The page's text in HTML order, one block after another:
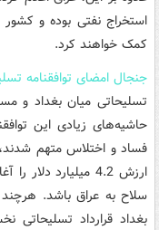
کمک خواهند کرد.
جنجال امضای توافقنامه
حاشیه‌های زیادی این
فساد و اختلاس متهم
ارزش 4.2 میلیارد
سلاح به عراق باشد.
بغداد قرارداد تسلیحاتی